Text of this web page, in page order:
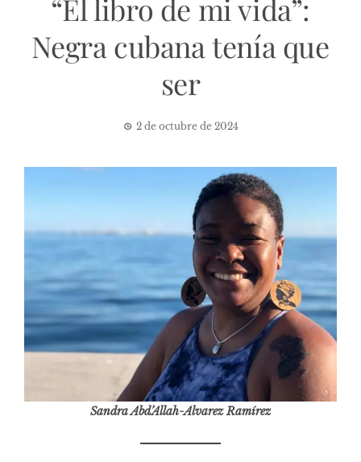
“El libro de mi vida”:
Negra cubana tenía que
ser
2 de octubre de 2024
Sandra Abd’Allah-Alvarez Ramírez